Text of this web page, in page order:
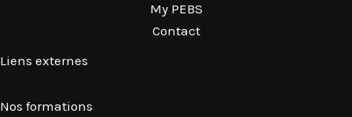
My PEBS
Contact
Liens externes
Nos formations